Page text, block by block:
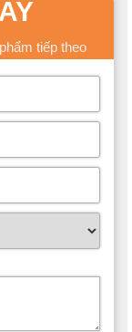
tiếp theo